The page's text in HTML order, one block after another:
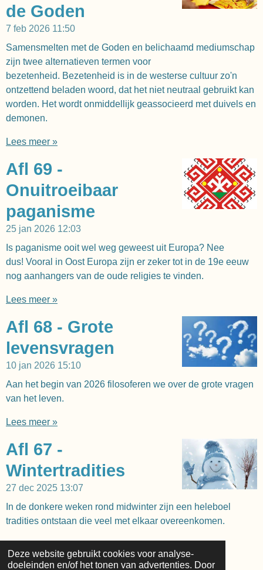
Deze website gebruikt cookies voor analyse-
doeleinden en/of het tonen van advertenties. Door
de Goden
7 feb 2026 11:50
Samensmelten met de Goden en belichaamd mediumschap
zijn twee alternatieven termen voor
bezetenheid. Bezetenheid is in de westerse cultuur zo'n
ontzettend beladen woord, dat het niet neutraal gebruikt kan
worden. Het wordt onmiddellijk geassocieerd met duivels en
demonen.
Lees meer »
Afl 69 -
Onuitroeibaar
paganisme
25 jan 2026 12:03
Is paganisme ooit wel weg geweest uit Europa? Nee
dus! Vooral in Oost Europa zijn er zeker tot in de 19e eeuw
nog aanhangers van de oude religies te vinden.
Lees meer »
Afl 68 - Grote
levensvragen
10 jan 2026 15:10
Aan het begin van 2026 filosoferen we over de grote vragen
van het leven.
Lees meer »
Afl 67 -
Wintertradities
27 dec 2025 13:07
In de donkere weken rond midwinter zijn een heleboel
tradities ontstaan die veel met elkaar overeenkomen.